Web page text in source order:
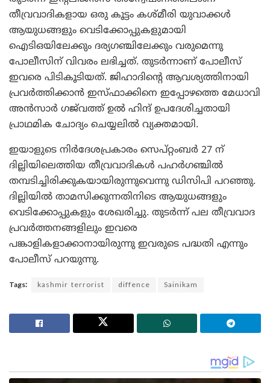
തീവ്രവാദികളായ ഒരു കൂട്ടം കശ്മീരി യുവാക്കൾ
ആയുധങ്ങളും വെടിക്കോപ്പുകളുമായി
ഐടിഒയിലേക്കും ദര്യഗഞ്ചിലേക്കും വരുമെന്നു
പോലീസിന് വിവരം ലഭിച്ചത്. തുടർന്നാണ് പോലീസ്
ഇവരെ പിടികൂടിയത്. ജിഹാദിന്റെ ആവശ്യത്തിനായി
പ്രവർത്തിക്കാൻ ഇസ്ഫാക്കിനെ ഇപ്പോഴത്തെ മേധാവി
അൻസാർ ഗജ്‌വത്ത് ഉൽ ഹിന്ദ് ഉപദേശിച്ചതായി
പ്രാഥമിക ചോദ്യം ചെയ്യലിൽ വ്യക്തമായി.
ഇയാളുടെ നിർദേശപ്രകാരം സെപ്റ്റംബർ 27 ന്
ദില്ലിയിലെത്തിയ തീവ്രവാദികൾ പഹർഗഞ്ചിൽ
തമ്പടിച്ചിരിക്കുകയായിരുന്നുവെന്നു ഡിസിപി പറഞ്ഞു.
ദില്ലിയിൽ താമസിക്കുന്നതിനിടെ ആയുധങ്ങളും
വെടിക്കോപ്പുകളും ശേഖരിച്ചു. തുടർന്ന് പല തീവ്രവാദ
പ്രവർത്തനങ്ങളിലും ഇവരെ
പങ്കാളികളാക്കാനായിരുന്നു ഇവരുടെ പദ്ധതി എന്നും
പോലീസ് പറയുന്നു.
Tags: kashmir terrorist diffence Sainikam